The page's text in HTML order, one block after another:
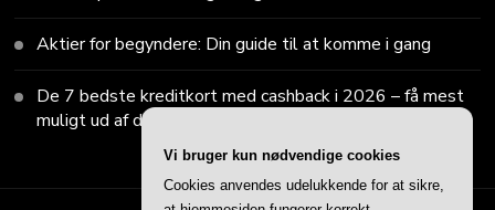
Aktier for begyndere: Din guide til at komme i gang
De 7 bedste kreditkort med cashback i 2026 – få mest
muligt ud af dine køb
Vi bruger kun nødvendige cookies
Cookies anvendes udelukkende for at sikre,